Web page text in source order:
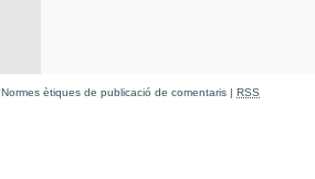
Normes ètiques de publicació de comentaris | RSS